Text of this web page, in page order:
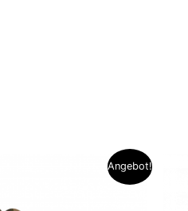
Angebot!